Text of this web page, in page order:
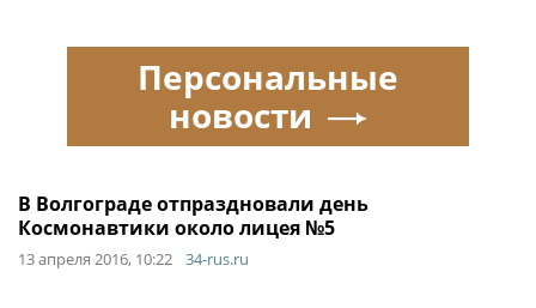
В Волгограде отпраздновали день
Космонавтики около лицея №5
13 апреля 2016, 10:22 34-rus.ru
Персональные
новости